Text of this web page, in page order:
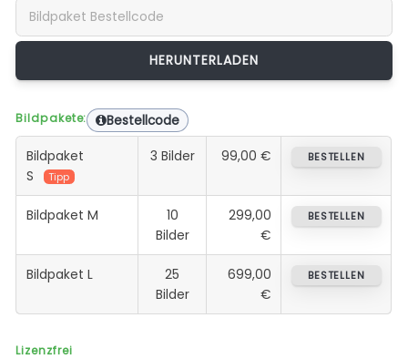
Bildpakete: Bestellcode
Bildpaket
S
Tipp
3 Bilder 99,00 € BESTELLEN
Bildpaket M
10
Bilder
299,00
€
BESTELLEN
Bildpaket L
25
Bilder
699,00
€
BESTELLEN
Lizenzfrei